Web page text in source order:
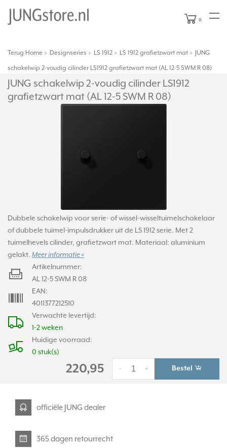
0
Terug Home Designseries LS 1912 LS 1912 grafietzwart mat
JUNG
schakelwip 2-voudig cilinder LS1912 grafietzwart mat (AL 12-5 SWM R 08)
JUNG schakelwip 2-voudig cilinder LS1912
grafietzwart mat (AL 12-5 SWM R 08)
Dubbele schakelwip voor serie- of wissel-wisseltuimelschakelaar
of dubbele tuimel-impulsdrukker uit de LS 1912 serie. Met 2
tuimelhevels cilinder, grafietzwart mat. Materiaal: aluminium
gelakt. Meer informatie »
Verwachte levertijd:
1-2 weken
Huidige voorraad:
0 stuk(s)
Artikelnummer:
AL 12-5 SWM R 08
EAN:
4011377212510
220,95 +
- Bestel
officiële JUNG dealer
365 dagen retourrecht